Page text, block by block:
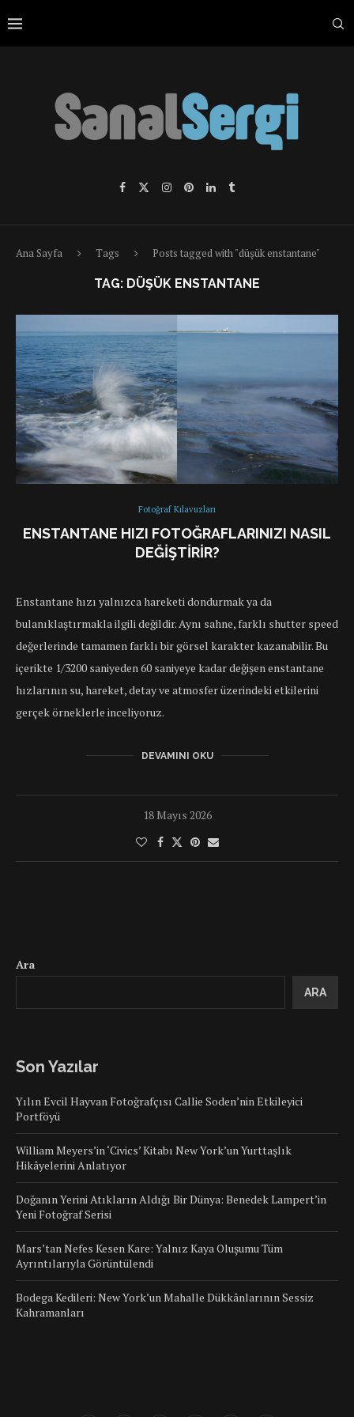
Ana Sayfa Tags Posts tagged with "düşük enstantane"
TAG: DÜŞÜK ENSTANTANE
Fotoğraf Kılavuzları
ENSTANTANE HIZI FOTOĞRAFLARINIZI NASIL
DEĞIŞTIRIR?
Enstantane hızı yalnızca hareketi dondurmak ya da
bulanıklaştırmakla ilgili değildir. Aynı sahne, farklı shutter speed
değerlerinde tamamen farklı bir görsel karakter kazanabilir. Bu
içerikte 1/3200 saniyeden 60 saniyeye kadar değişen enstantane
hızlarının su, hareket, detay ve atmosfer üzerindeki etkilerini
gerçek örneklerle inceliyoruz.
DEVAMINI OKU
18 Mayıs 2026
Ara
ARA
Son Yazılar
Yılın Evcil Hayvan Fotoğrafçısı Callie Soden’nin Etkileyici
Portföyü
William Meyers’in ‘Civics’ Kitabı New York’un Yurttaşlık
Hikâyelerini Anlatıyor
Doğanın Yerini Atıkların Aldığı Bir Dünya: Benedek Lampert’in
Yeni Fotoğraf Serisi
Mars’tan Nefes Kesen Kare: Yalnız Kaya Oluşumu Tüm
Ayrıntılarıyla Görüntülendi
Bodega Kedileri: New York’un Mahalle Dükkânlarının Sessiz
Kahramanları